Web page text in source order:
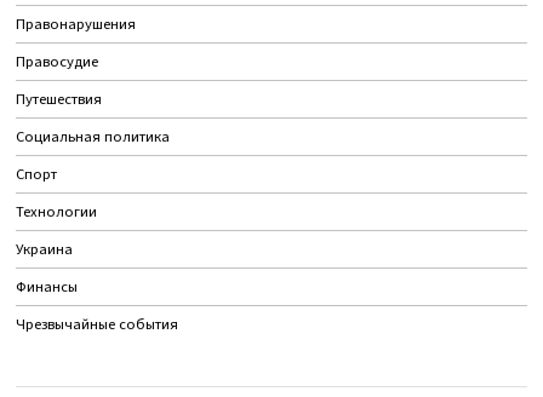
Правонарушения
Правосудие
Путешествия
Социальная политика
Спорт
Технологии
Украина
Финансы
Чрезвычайные события